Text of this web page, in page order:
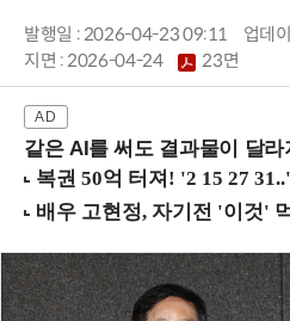
발행일 : 2026-04-23 09:11
업데
지면 :2026-04-24 23면
같은 AI를 써도 결과물이 달라